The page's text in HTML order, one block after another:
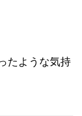
たような気持